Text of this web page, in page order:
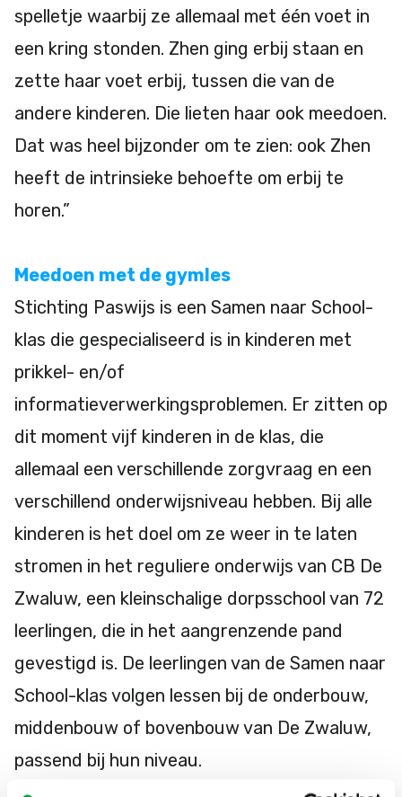
spelletje waarbij ze allemaal met één voet in
een kring stonden. Zhen ging erbij staan en
zette haar voet erbij, tussen die van de
andere kinderen. Die lieten haar ook meedoen.
Dat was heel bijzonder om te zien: ook Zhen
heeft de intrinsieke behoefte om erbij te
horen.”
Meedoen met de gymles
Stichting Paswijs is een Samen naar School-
klas die gespecialiseerd is in kinderen met
prikkel- en/of
informatieverwerkingsproblemen. Er zitten op
dit moment vijf kinderen in de klas, die
allemaal een verschillende zorgvraag en een
verschillend onderwijsniveau hebben. Bij alle
kinderen is het doel om ze weer in te laten
stromen in het reguliere onderwijs van CB De
Zwaluw, een kleinschalige dorpsschool van 72
leerlingen, die in het aangrenzende pand
gevestigd is. De leerlingen van de Samen naar
School-klas volgen lessen bij de onderbouw,
middenbouw of bovenbouw van De Zwaluw,
passend bij hun niveau.